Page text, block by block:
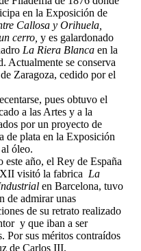
en la Exposición de
Callosa y Orihuela,
cerro, y es galardonado
La Riera Blanca en la
Actualmente se conserva
Zaragoza, cedido por el
pues obtuvo el
a las Artes y a la
por un proyecto de
de plata en la Exposición
óleo.
este año, el Rey de España
visitó la fabrica La
en Barcelona, tuvo
de admirar unas
de su retrato realizado
y que iban a ser
Por sus méritos contraídos
de Carlos III.